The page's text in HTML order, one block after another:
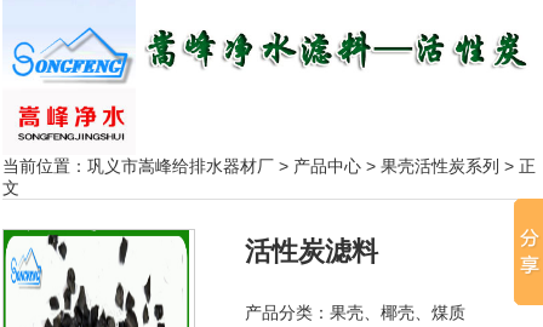
当前位置：巩义市嵩峰给排水器材厂 > 产品中心 >果壳活性炭系列 > 正
文
活性炭滤料
产品分类：果壳、椰壳、煤质